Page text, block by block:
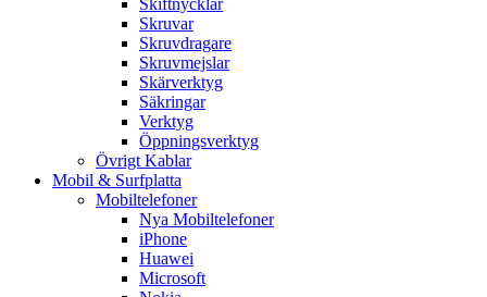
Skiftnycklar
Skruvar
Skruvdragare
Skruvmejslar
Skärverktyg
Säkringar
Verktyg
Öppningsverktyg
Övrigt Kablar
Mobil & Surfplatta
Mobiltelefoner
Nya Mobiltelefoner
iPhone
Huawei
Microsoft